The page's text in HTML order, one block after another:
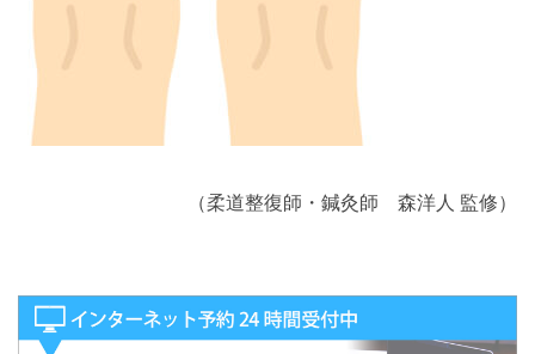
（柔道整復師・鍼灸師 森洋人 監修）